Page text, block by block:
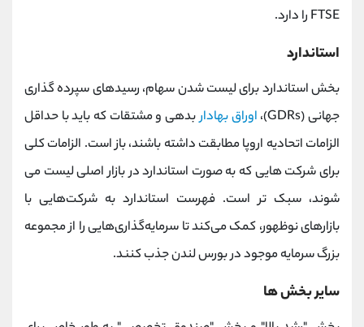
FTSE را دارد.
استاندارد
بخش استاندارد برای لیست شدن سهام، رسیدهای سپرده گذاری
جهانی (GDRs)،
اوراق بهاداربدهی و مشتقات که باید با حداقل
الزامات اتحادیه اروپا مطابقت داشته باشند، باز است. الزامات کلی
برای شرکت هایی که به صورت استاندارد در بازار اصلی لیست می
شوند، سبک تر است. فهرست استاندارد به شرکت‌هایی با
بازارهای نوظهور، کمک می‌کند تا سرمایه‌گذاری‌هایی را از مجموعه
بزرگ سرمایه موجود در بورس لندن جذب کنند.
سایر بخش ها